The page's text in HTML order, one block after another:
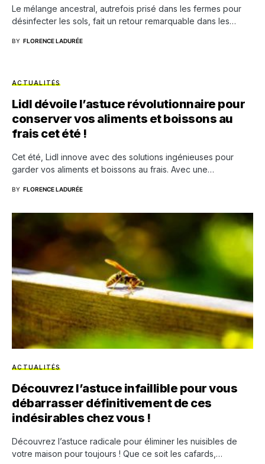
Le mélange ancestral, autrefois prisé dans les fermes pour
désinfecter les sols, fait un retour remarquable dans les…
BY FLORENCE LADURÉE
ACTUALITÉS
Lidl dévoile l’astuce révolutionnaire pour
conserver vos aliments et boissons au
frais cet été !
Cet été, Lidl innove avec des solutions ingénieuses pour
garder vos aliments et boissons au frais. Avec une…
BY FLORENCE LADURÉE
ACTUALITÉS
Découvrez l’astuce infaillible pour vous
débarrasser définitivement de ces
indésirables chez vous !
Découvrez l’astuce radicale pour éliminer les nuisibles de
votre maison pour toujours ! Que ce soit les cafards,…